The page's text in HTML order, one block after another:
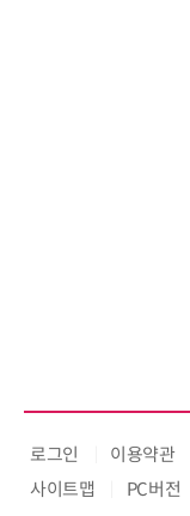
로그인 이용약관
사이트맵
PC버전